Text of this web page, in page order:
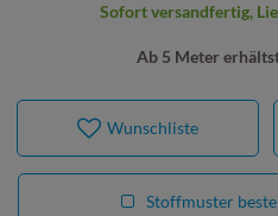
Ab 5 Meter
Sofort versandfertig,
Wunschliste
Stoffmuster